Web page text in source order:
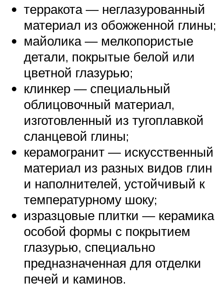
терракота — неглазурованный
материал из обожженной глины;
майолика — мелкопористые
детали, покрытые белой или
цветной глазурью;
клинкер — специальный
облицовочный материал,
изготовленный из тугоплавкой
сланцевой глины;
керамогранит — искусственный
материал из разных видов глин
и наполнителей, устойчивый к
температурному шоку;
изразцовые плитки — керамика
особой формы с покрытием
глазурью, специально
предназначенная для отделки
печей и каминов.